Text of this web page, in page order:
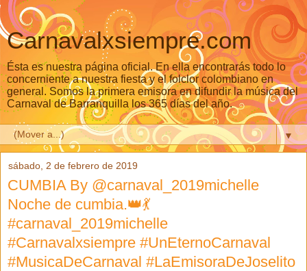
Carnavalxsiempre.com
Ésta es nuestra página oficial. En ella encontrarás todo lo
concerniente a nuestra fiesta y el folclor colombiano en
general. Somos la primera emisora en difundir la música del
Carnaval de Barranquilla los 365 días del año.
▼
sábado, 2 de febrero de 2019
CUMBIA By @carnaval_2019michelle
Noche de cumbia.👑💃
#carnaval_2019michelle
#Carnavalxsiempre #UnEternoCarnaval
#MusicaDeCarnaval #LaEmisoraDeJoselito